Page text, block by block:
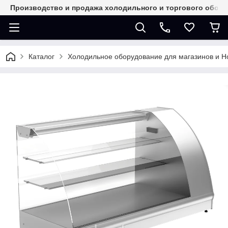
Производство и продажа холодильного и торгового
Каталог Холодильное оборудование для магазинов и